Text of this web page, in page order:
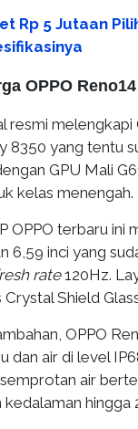
Rp 5 Jutaan
OPPO Reno14
resmi
8350 yang tentu
GPU Mali
kelas menengah.
OPPO terbaru ini
6,59 inci yang
rate120Hz.
Crystal Shield
OPPO
dan air di level
air
kedalaman